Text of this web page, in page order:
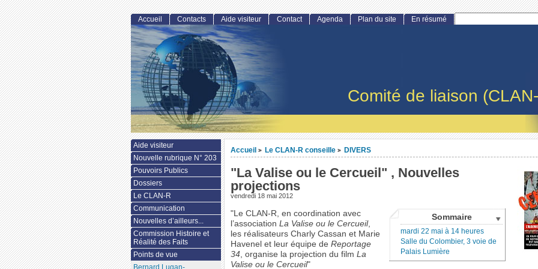
Comité de liaison
Accueil > Le CLAN-R conseille > DIVERS
"La Valise ou le Cercueil" , Nouvelles
projections
vendredi 18 mai 2012
Sommaire
mardi 22 mai à 14 heures
Salle du Colombier, 3 voie de
Palais Lumière
"Le CLAN-R, en coordination avec
l’association La Valise ou le Cercueil,
les réalisateurs Charly Cassan et Marie
Havenel et leur équipe de Reportage
34, organise la projection du film La
Valise ou le Cercueil"
Accueil Contacts Aide visiteur Contact Agenda Plan du site En résumé
Aide visiteur
Nouvelle rubrique N° 203
Pouvoirs Publics
Dossiers
Le CLAN-R
Communication
Nouvelles d’ailleurs...
Commission Histoire et
Réalité des Faits
Points de vue